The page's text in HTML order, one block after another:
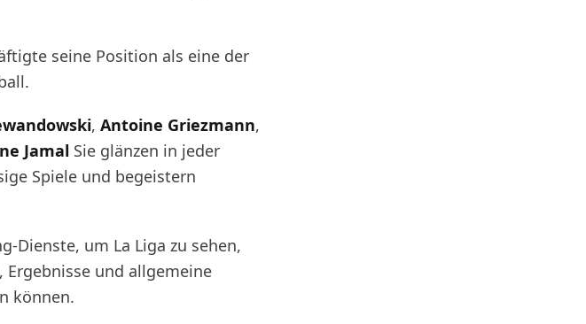
seine Position als eine der
, Antoine Griezmann,
Jamal Sie glänzen in jeder
Spiele und begeistern
Dienste, um La Liga zu sehen,
Ergebnisse und allgemeine
können.